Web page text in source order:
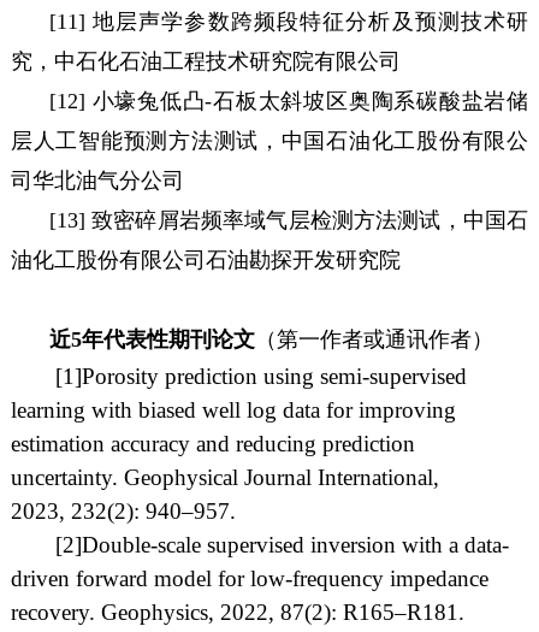
[11] 地层声学参数跨频段特征分析及预测技术研
究，中石化石油工程技术研究院有限公司
[12] 小壕兔低凸-石板太斜坡区奥陶系碳酸盐岩储
层人工智能预测方法测试，中国石油化工股份有限公
司华北油气分公司
[13] 致密碎屑岩频率域气层检测方法测试，中国石
油化工股份有限公司石油勘探开发研究院
近5年代表性期刊论文（第一作者或通讯作者）
[1]Porosity prediction using semi-supervised
learning with biased well log data for improving
estimation accuracy and reducing prediction
uncertainty. Geophysical Journal International,
2023, 232(2): 940–957.
[2]Double-scale supervised inversion with a data-
driven forward model for low-frequency impedance
recovery. Geophysics, 2022, 87(2): R165–R181.